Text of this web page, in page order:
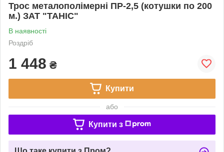
Трос металополімерні ПР-2,5 (котушки по 200
м.) ЗАТ "ТАНІС"
В наявності
Роздріб
1 448 ₴
Купити
або
Купити з